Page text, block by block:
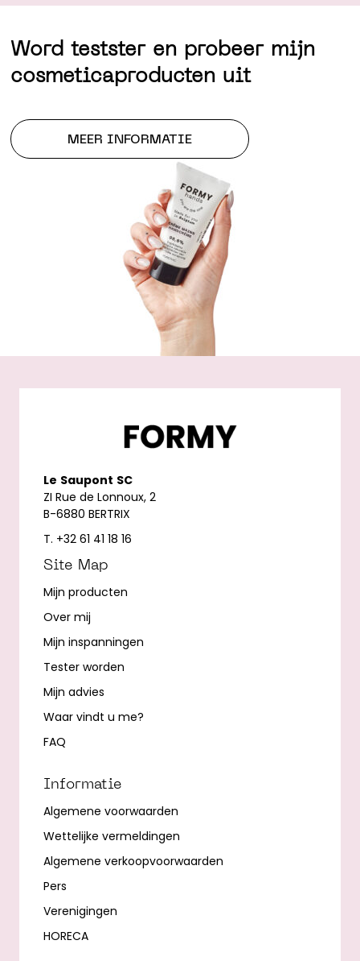
Word testster en probeer mijn
cosmeticaproducten uit
MEER INFORMATIE
Le Saupont SC
ZI Rue de Lonnoux, 2
B-6880 BERTRIX
T. +32 61 41 18 16
Site Map
Mijn producten
Over mij
Mijn inspanningen
Tester worden
Mijn advies
Waar vindt u me?
FAQ
Informatie
Algemene voorwaarden
Wettelijke vermeldingen
Algemene verkoopvoorwaarden
Pers
Verenigingen
HORECA